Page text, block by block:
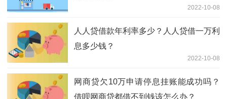
2022-10-08
人人贷借款年利率多少？人人贷借一万利
息多少钱？
2022-10-08
网商贷欠10万申请停息挂账能成功吗？
借呗网商贷都借不到钱该怎么办？